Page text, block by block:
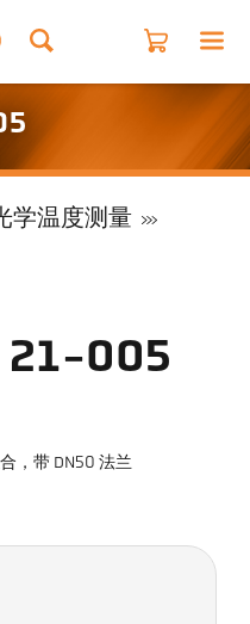
学温度测量
21-005
，带 DN50 法兰